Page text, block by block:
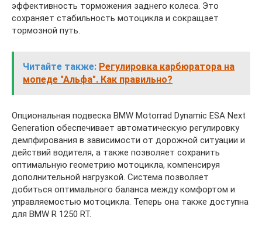
эффективность торможения заднего колеса. Это
сохраняет стабильность мотоцикла и сокращает
тормозной путь.
Читайте также: Регулировка карбюратора на
мопеде "Альфа". Как правильно?
Опциональная подвеска BMW Motorrad Dynamic ESA Next
Generation обеспечивает автоматическую регулировку
демпфирования в зависимости от дорожной ситуации и
действий водителя, а также позволяет сохранить
оптимальную геометрию мотоцикла, компенсируя
дополнительной нагрузкой. Система позволяет
добиться оптимального баланса между комфортом и
управляемостью мотоцикла. Теперь она также доступна
для BMW R 1250 RT.